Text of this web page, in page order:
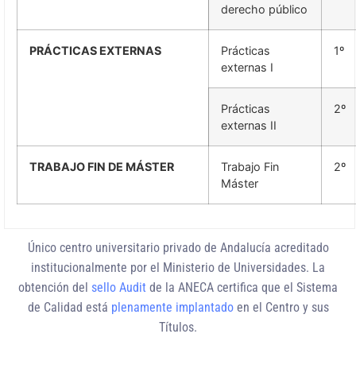
derecho público
PRÁCTICAS EXTERNAS
Prácticas
externas I
1º
Prácticas
externas II
2º
TRABAJO FIN DE MÁSTER
Trabajo Fin
Máster
2º
Único centro universitario privado de Andalucía acreditado
institucionalmente por el Ministerio de Universidades. La
obtención del sello Audit de la ANECA certifica que el Sistema
de Calidad está plenamente implantadoen el Centro y sus
Títulos.